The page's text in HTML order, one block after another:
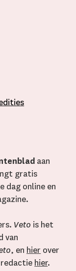
s
aan
gratis
dag online en
Veto is het
van
, en hier over
hier.